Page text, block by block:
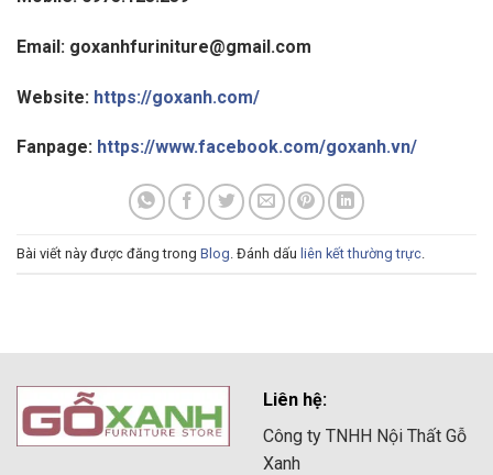
Email: goxanhfuriniture@gmail.com
Website: https://goxanh.com/
Fanpage: https://www.facebook.com/goxanh.vn/
Bài viết này được đăng trong Blog . Đánh dấu liên kết thường trực
Liên hệ:
Công ty TNHH Nội Thất Gỗ
Xanh